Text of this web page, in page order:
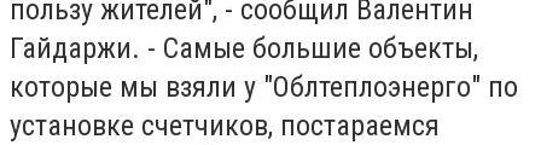
пользу жителей", - сообщил Валентин
Гайдаржи. - Самые большие объекты,
которые мы взяли у "Облтеплоэнерго" по
установке счетчиков, постараемся